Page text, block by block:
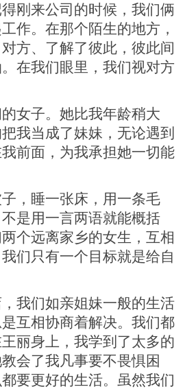
刚来公司的时候，我们俩
作。在那个陌生的地方，
方、了解了彼此，彼此间
在我们眼里，我们视对方
女子。她比我年龄稍大
我当成了妹妹，无论遇到
前面，为我承担她一切能
，睡一张床，用一条毛
是用一言两语就能概括
个远离家乡的女生，互相
们只有一个目标就是给自
我们如亲姐妹一般的生活
互相协商着解决。我们都
丽身上，我学到了太多的
会了我凡事要不畏惧困
要更好的生活。虽然我们